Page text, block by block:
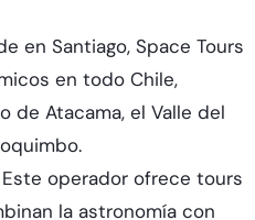
en Santiago, Space Tours
en todo Chile,
de Atacama, el Valle del
operador ofrece tours
la astronomía con